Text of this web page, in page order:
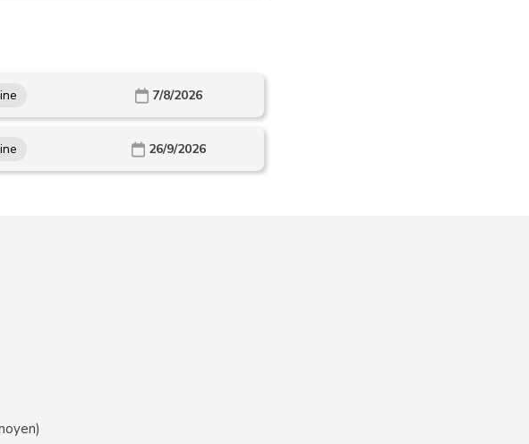
7/8/2026
26/9/2026